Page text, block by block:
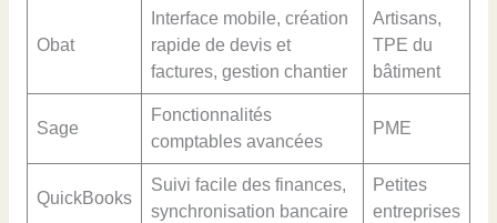
Obat
Interface mobile, création
rapide de devis et
factures, gestion chantier
Artisans,
TPE du
bâtiment
Sage
Fonctionnalités
comptables avancées
PME
QuickBooks
Suivi facile des finances,
synchronisation bancaire
Petites
entreprises